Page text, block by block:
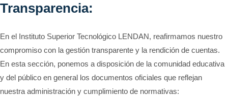
SERVICIOS
CONTACTOS
Transparencia:
En el Instituto Superior Tecnológico LENDAN, reafirmamos nuestro
compromiso con la gestión transparente y la rendición de cuentas.
En esta sección, ponemos a disposición de la comunidad educativa
y del público en general los documentos oficiales que reflejan
nuestra administración y cumplimiento de normativas: